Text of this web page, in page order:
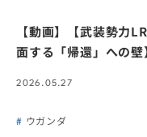
【動画】【武装勢力
面する「帰還」への壁
2026.05.27
ウガンダ